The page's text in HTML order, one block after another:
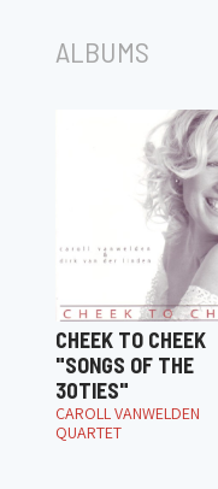
ALBUMS
CHEEK TO CHEEK
"SONGS OF THE
30TIES"
CAROLL VANWELDEN
QUARTET